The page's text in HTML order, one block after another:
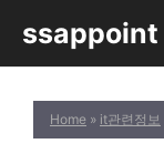
츠
ssappoint
Home » it관련정보